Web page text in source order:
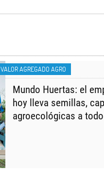
VALOR AGREGADO AGRO
Mundo Huertas: el
hoy lleva semillas,
agroecológicas a